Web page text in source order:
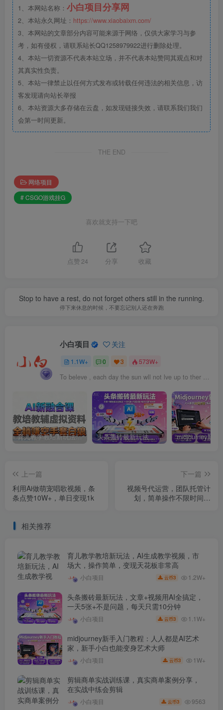
1、本网站名称： 小白项目分享网
2、本站永久网址： https://www.xiaobaixm.com/
3、本网站的文章部分内容可能来源于网络，仅供大家学习与参
考，如有侵权，请联系站长QQ1258979922进行删除处理。
4、本站一切资源不代表本站立场，并不代表本站赞同其观点和对
其真实性负责。
5、本站一律禁止以任何方式发布或转载任何违法的相关信息，访
客发现请向站长举报
6、本站资源大多存储在云盘，如发现链接失效，请联系我们我们
会第一时间更新。
THE END
网络项目
# CSGO游戏挂G
喜欢就支持一下吧
点赞 24 分享 收藏
Stop to have a rest, do not forget others still in the running.
停下来休息的时候，不要忘记别人还在奔跑
小白项目 关注
1.1W+ 0 3 573W+
To beleve , each day the sun wll not lve up to ther own smle.
育儿教学教培新玩法，AI生成教学视频，市场大，操作简单，变现天花板非常高 头条搬砖最新玩法，文章+视频用AI全搞定，一天5张+不是问题，每天只需10分钟
上一篇
利用Ai做萌宠唱歌视频，条
条点赞10W+，单日变现1k
下一篇
视频号代运营，团队托管计
划，简单操作不限时间地
相关推荐
育儿教学教培新玩法，AI生成教学视频，市
场大，操作简单，变现天花板非常高
小白项目 云币3 1.2W+
头条搬砖最新玩法，文章+视频用AI全搞定，
一天5张+不是问题，每天只需10分钟
小白项目 云币3 1.1W+
midjourney新手入门教程：人人都是AI艺术
家，新手小白也能变身艺术大师
小白项目 云币3 1W+
剪辑商单实战训练课，真实商单案例分享，
在实战中练会剪辑
小白项目 云币3 9563